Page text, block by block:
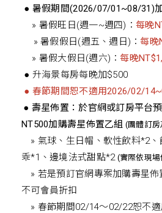
● 暑假期間(2026/07/01~08/31)
» 暑假旺日(週一~週四)：每晚
» 暑假假日(週五、週日)：每晚
» 暑假大假日(週六)：每晚
● 升海景每房每晚加$500
● 春節期間恕不適用2026/02/
● 壽星佈置：於官網或訂房平台
NT500加購壽星佈置乙組 (團體訂
» 氣球、生日帽、軟性飲料*2、
乖*1、邊境法式甜點*2(實際依現場
» 若是預訂官網專案加購壽星佈
不可會員折扣
» 春節期間02/14～02/22恕不適